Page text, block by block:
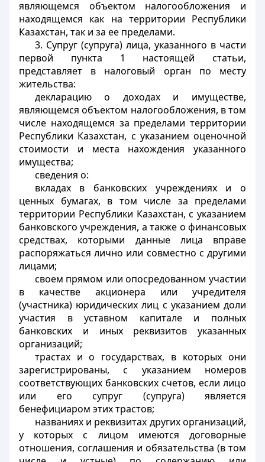
являющемся объектом налогообложения и
находящемся как на территории Республики
Казахстан, так и за ее пределами.
3. Супруг (супруга) лица, указанного в части
первой пункта 1 настоящей статьи,
представляет в налоговый орган по месту
жительства:
декларацию о доходах и имуществе,
являющемся объектом налогообложения, в том
числе находящемся за пределами территории
Республики Казахстан, с указанием оценочной
стоимости и места нахождения указанного
имущества;
сведения о:
вкладах в банковских учреждениях и о
ценных бумагах, в том числе за пределами
территории Республики Казахстан, с указанием
банковского учреждения, а также о финансовых
средствах, которыми данные лица вправе
распоряжаться лично или совместно с другими
лицами;
своем прямом или опосредованном участии
в качестве акционера или учредителя
(участника) юридических лиц с указанием доли
участия в уставном капитале и полных
банковских и иных реквизитов указанных
организаций;
трастах и о государствах, в которых они
зарегистрированы, с указанием номеров
соответствующих банковских счетов, если лицо
или его супруг (супруга) является
бенефициаром этих трастов;
названиях и реквизитах других организаций,
у которых с лицом имеются договорные
отношения, соглашения и обязательства (в том